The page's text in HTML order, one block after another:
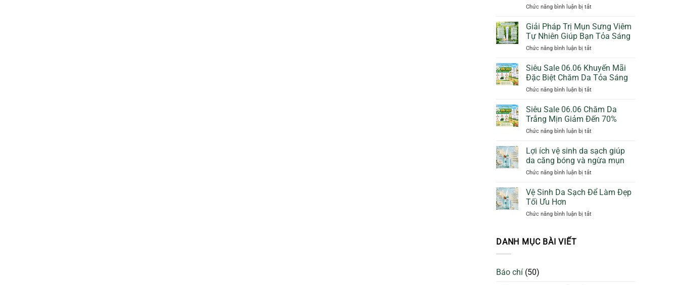
Dầu
Giảm
50%
Thêm
Quà
Chức năng bình luận bị tắtở
Vệ
Da
Dịu
Dàng
Mưa
Với
Collagen
Beauty
Giải Pháp Trị Mụn Sưng Viêm
Tự Nhiên Giúp Bạn Tỏa Sáng
Chức năng bình luận bị tắtở
Pháp
Trị
Mụn
Sưng
Tự
Nhiên
Bạn
Sáng
Siêu Sale 06.06 Khuyến Mãi
Đặc Biệt Chăm Da Tỏa Sáng
Chức năng bình luận bị tắtở
Sale
06.06
Khuyến
Mãi
Biệt
Chăm
Da
Tỏa
Siêu Sale 06.06 Chăm Da
Trắng Mịn Giảm Đến 70%
Chức năng bình luận bị tắtở
06.06
Chăm
Da
Mịn
70%
Lợi ích vệ sinh da sạch giúp
da căng bóng và ngừa mụn
Chức năng bình luận bị tắtở
ích
da
Vệ Sinh Da Sạch Để Làm Đẹp
Tối Ưu Hơn
Chức năng bình luận bị tắtở
DANH MỤC BÀI VIẾT
Báo chí (50)